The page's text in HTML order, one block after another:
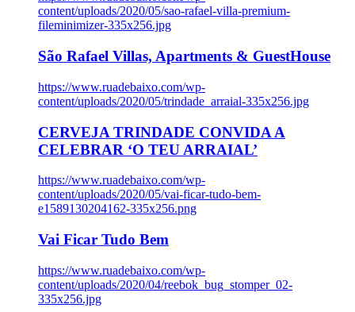
content/uploads/2020/05/sao-rafael-villa-premium-
fileminimizer-335x256.jpg
São Rafael Villas, Apartments & GuestHouse
https://www.ruadebaixo.com/wp-
content/uploads/2020/05/trindade_arraial-335x256.jpg
CERVEJA TRINDADE CONVIDA A
CELEBRAR ‘O TEU ARRAIAL’
https://www.ruadebaixo.com/wp-
content/uploads/2020/05/vai-ficar-tudo-bem-
e1589130204162-335x256.png
Vai Ficar Tudo Bem
https://www.ruadebaixo.com/wp-
content/uploads/2020/04/reebok_bug_stomper_02-
335x256.jpg